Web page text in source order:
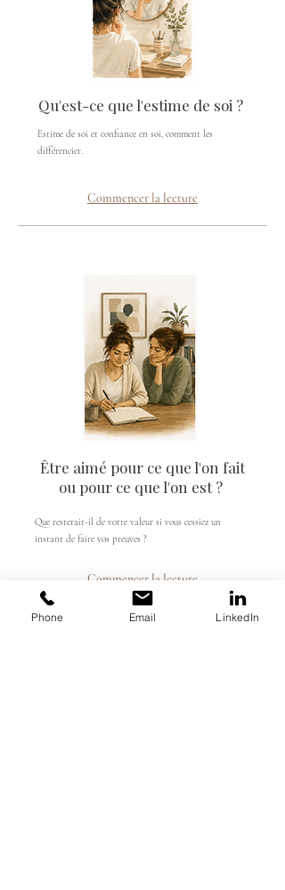
Qu'est-ce que l'estime de soi ?
Estime de soi et confiance en soi, comment les
différencier.
Commencer la lecture
Être aimé pour ce que l'on fait
ou pour ce que l'on est ?
Que resterait-il de votre valeur si vous cessiez un
instant de faire vos preuves ?
Commencer la lecture
Phone Email LinkedIn